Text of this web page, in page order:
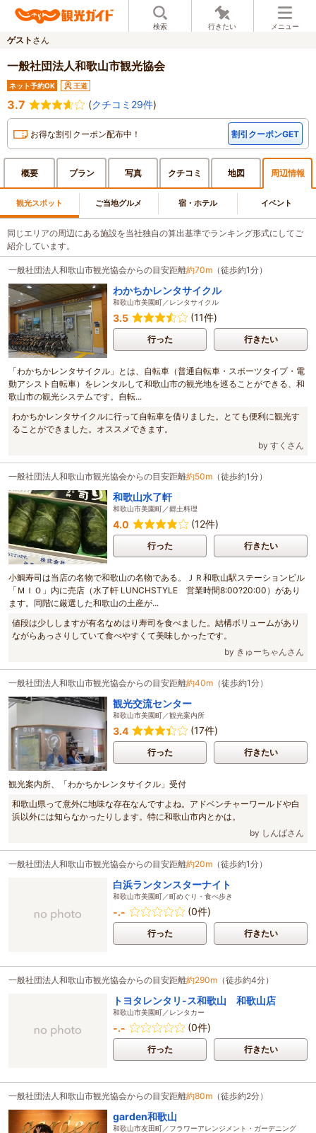
検索 行きたい メニュー
ゲスト さん
一般社団法人和歌山市観光協会
ネット予約OK 王道
3.7 (クチコミ29件)
お得な割引クーポン配布中！ 割引クーポンGET
概要 プラン 写真 クチコミ 地図 周辺情報
観光スポット ご当地グルメ 宿・ホテル イベント
同じエリアの周辺にある施設を当社独自の算出基準でランキング形式にしてご
紹介しています。
一般社団法人和歌山市観光協会からの目安距離約70m （徒歩約1分）
わかちかレンタサイクル
和歌山市美園町／レンタサイクル
3.5 (11件)
行った 行きたい
「わかちかレンタサイクル」とは、自転車（普通自転車・スポーツタイプ・電
動アシスト自転車）をレンタルして和歌山市の観光地を巡ることができる、和
歌山市の観光システムです。自転...
わかちかレンタサイクルに行って自転車を借りました。とても便利に観光す
ることができました。オススメできます。
by すくさん
一般社団法人和歌山市観光協会からの目安距離約50m （徒歩約1分）
和歌山水了軒
和歌山市美園町／郷土料理
4.0 (12件)
行った 行きたい
小鯛寿司は当店の名物で和歌山の名物である。ＪＲ和歌山駅ステーションビル
「ＭＩＯ」内に売店（水了軒 LUNCHSTYLE 営業時間8:00?20:00）があり
ます。同階に厳選した和歌山の土産が...
値段は少ししますが有名なめはり寿司を食べました。結構ボリュームがあり
ながらあっさりしていて食べやすくて美味しかったです。
by きゅーちゃんさん
一般社団法人和歌山市観光協会からの目安距離約40m （徒歩約1分）
観光交流センター
和歌山市美園町／観光案内所
3.4 (17件)
行った 行きたい
観光案内所、「わかちかレンタサイクル」受付
和歌山県って意外に地味な存在なんですよね。アドベンチャーワールドや白
浜以外には知らなかったりします。特に和歌山市内とかは。
by しんばさん
一般社団法人和歌山市観光協会からの目安距離約20m （徒歩約1分）
白浜ランタンスターナイト
和歌山市美園町／町めぐり・食べ歩き
-.- (0件)
行った 行きたい
一般社団法人和歌山市観光協会からの目安距離約290m （徒歩約4分）
トヨタレンタリ-ス和歌山 和歌山店
和歌山市美園町／レンタカー
-.- (0件)
行った 行きたい
一般社団法人和歌山市観光協会からの目安距離約80m （徒歩約2分）
garden和歌山
和歌山市友田町／フラワーアレンジメント・ガーデニング